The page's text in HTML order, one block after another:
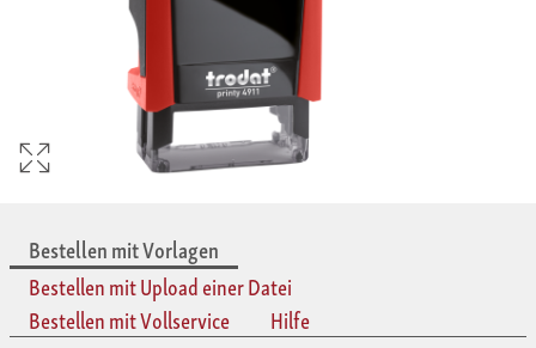
Bestellen mit Vorlagen
Bestellen mit Upload einer Datei
Bestellen mit Vollservice
Hilfe